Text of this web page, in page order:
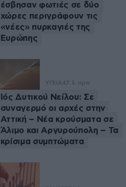
έσβησαν φωτιές σε δύο
χώρες περιγράφουν τις
«νέες» πυρκαγιές της
Ευρώπης
ΥΓΕΙΑ47 λ. πριν
Ιός Δυτικού Νείλου: Σε
συναγερμό οι αρχές στην
Αττική – Νέα κρούσματα σε
Άλιμο και Αργυρούπολη – Τα
κρίσιμα συμπτώματα